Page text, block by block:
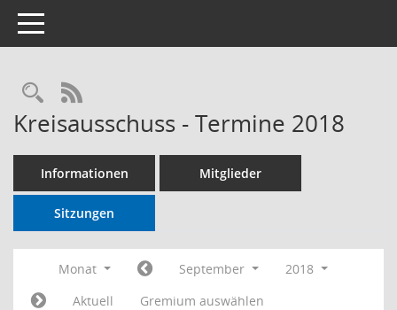
Toggle navigation
RSS-Feed
Kreisausschuss - Termine 2018
Informationen Mitglieder
Sitzungen
Monat September
2018
Aktuell
Gremium auswählen